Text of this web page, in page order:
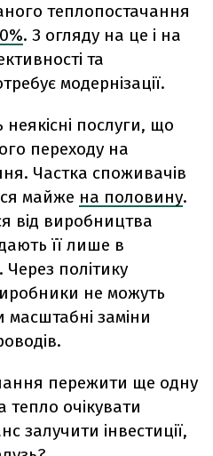
теплопостачання
. З огляду на це і на
та
модернізації.
послуги, що
переходу на
Частка споживачів
майже на половину.
від виробництва
її лише в
політику
не можуть
заміни
пережити ще одну
тепло очікувати
залучити інвестиції,